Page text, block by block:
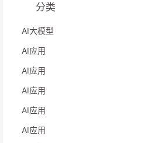
分类
AI大模型
AI应用
AI应用
AI应用
AI应用
AI应用